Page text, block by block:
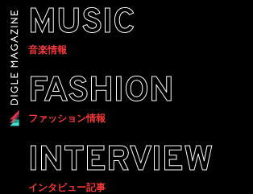
MUSIC
音楽情報
FASHION
ファッション情報
INTERVIEW
インタビュー記事